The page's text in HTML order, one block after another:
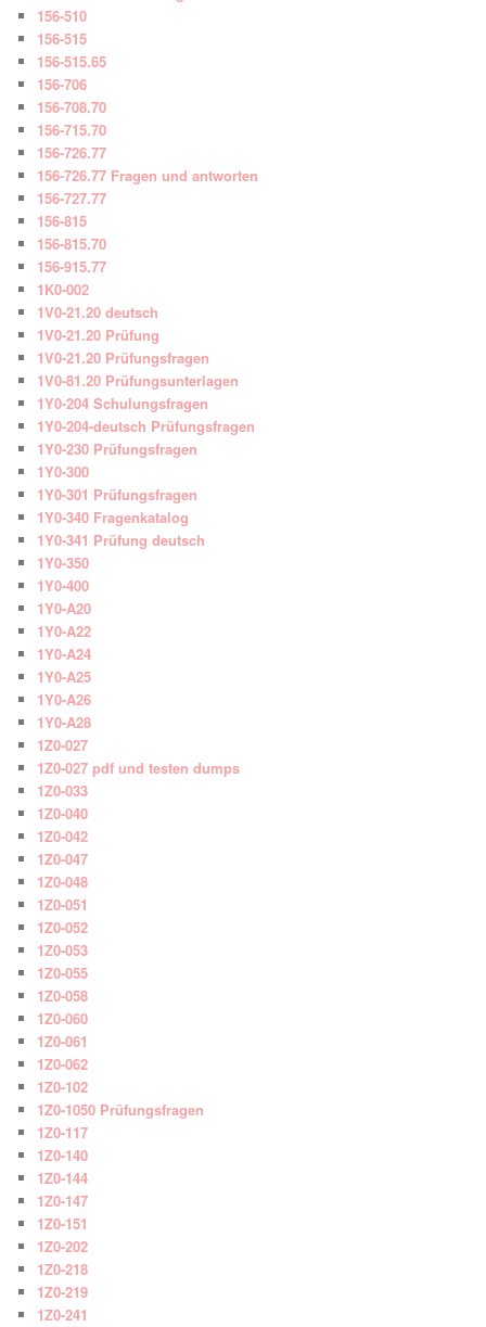
156-510
156-515
156-515.65
156-706
156-708.70
156-715.70
156-726.77
156-726.77 Fragen und antworten
156-727.77
156-815
156-815.70
156-915.77
1K0-002
1V0-21.20 deutsch
1V0-21.20 Prüfung
1V0-21.20 Prüfungsfragen
1V0-81.20 Prüfungsunterlagen
1Y0-204 Schulungsfragen
1Y0-204-deutsch Prüfungsfragen
1Y0-230 Prüfungsfragen
1Y0-300
1Y0-301 Prüfungsfragen
1Y0-340 Fragenkatalog
1Y0-341 Prüfung deutsch
1Y0-350
1Y0-400
1Y0-A20
1Y0-A22
1Y0-A24
1Y0-A25
1Y0-A26
1Y0-A28
1Z0-027
1Z0-027 pdf und testen dumps
1Z0-033
1Z0-040
1Z0-042
1Z0-047
1Z0-048
1Z0-051
1Z0-052
1Z0-053
1Z0-055
1Z0-058
1Z0-060
1Z0-061
1Z0-062
1Z0-102
1Z0-1050 Prüfungsfragen
1Z0-117
1Z0-140
1Z0-144
1Z0-147
1Z0-151
1Z0-202
1Z0-218
1Z0-219
1Z0-241